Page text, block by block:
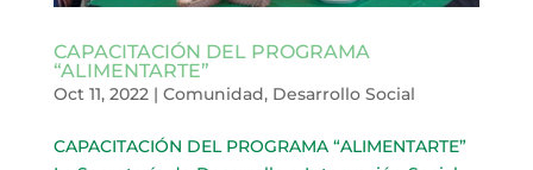
CAPACITACIÓN DEL PROGRAMA
“ALIMENTARTE”
Oct 11, 2022| Comunidad, Desarrollo Social
CAPACITACIÓN DEL PROGRAMA “ALIMENTARTE”